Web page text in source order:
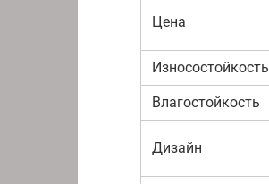
Цена
Износостойкость
Влагостойкость
Дизайн